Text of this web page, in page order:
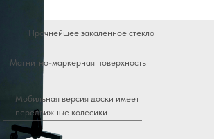
Прочнейшее закаленное стекло
Магнитно-маркерная поверхность
Мобильная версия доски имеет
передвижные колесики